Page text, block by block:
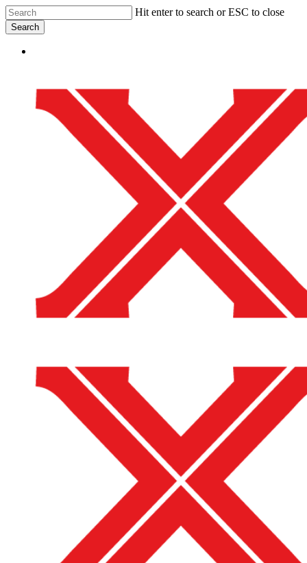
Skip
to
main
content
Hit enter to search or ESC to close
Search
Search